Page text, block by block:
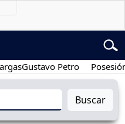
Gustavo Petro Posesión
Buscar